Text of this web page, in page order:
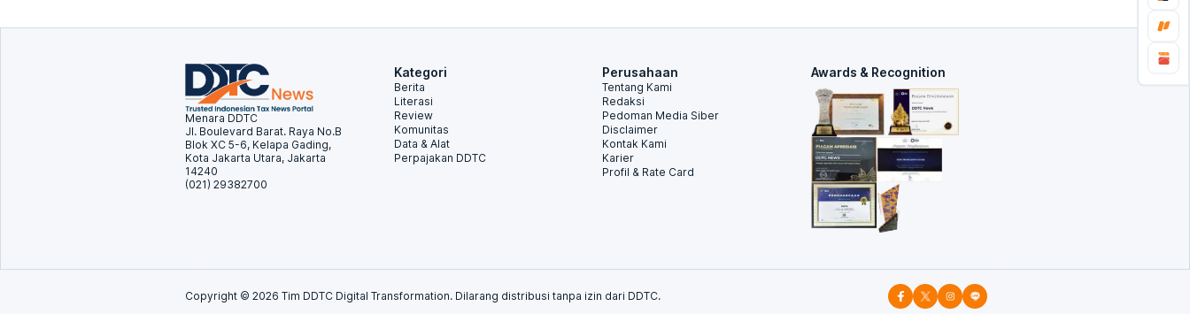
Menara DDTC
Jl. Boulevard Barat. Raya No.B
Blok XC 5-6, Kelapa Gading,
Kota Jakarta Utara, Jakarta
14240
(021) 29382700
Kategori
Berita
Literasi
Review
Komunitas
Data & Alat
Perpajakan DDTC
Perusahaan
Tentang Kami
Redaksi
Pedoman Media Siber
Disclaimer
Kontak Kami
Karier
Profil & Rate Card
Awards & Recognition
Copyright © 2026 Tim DDTC Digital Transformation. Dilarang distribusi tanpa izin dari DDTC.